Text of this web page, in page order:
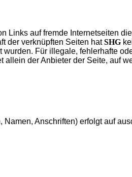
Links auf fremde Internetseiten
der verknüpften Seiten hatSHG
Für illegale, fehlerhafte
allein der Anbieter der Seite, auf
Anschriften) erfolgt auf